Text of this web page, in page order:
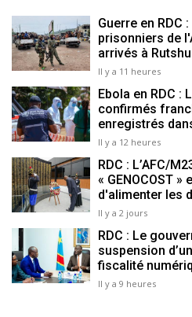
Guerre en RDC
prisonniers de
arrivés à
Il y a 11 heures
Ebola en RDC :
confirmés
enregistrés
Il y a 12 heures
RDC : L’AFC/
« GENOCOST »
d'alimenter les
Il y a 2 jours
RDC : Le
suspension
fiscalité
Il y a 9 heures